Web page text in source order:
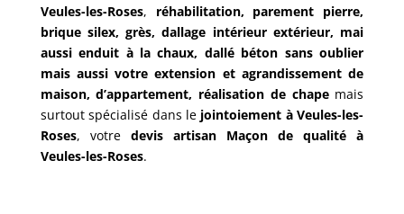
Veules-les-Roses, réhabilitation, parement pierre,
brique silex, grès, dallage intérieur extérieur, mai
aussi enduit à la chaux, dallé béton sans oublier
mais aussi votre extension et agrandissement de
maison, d’appartement, réalisation de chapemais
surtout spécialisé dans le jointoiement à Veules-les-
Roses, votre devis artisan Maçon de qualité à
Veules-les-Roses.